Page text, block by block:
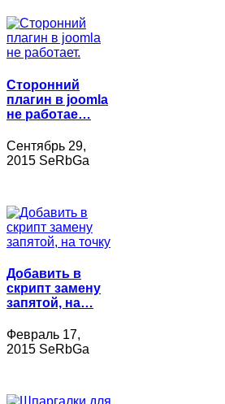
Сторонний
плагин в joomla
не работае…
Сентябрь 29,
2015 SeRbGa
Добавить в
скрипт замену
запятой, на…
Февраль 17,
2015 SeRbGa